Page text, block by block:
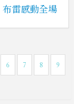
雷感動全場
6 7 8 9